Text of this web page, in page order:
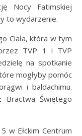
Nocy Fatimskiej
to wydarzenie.
która w tym
TVP 1 i TVP
na spotkanie
mogłyby pomóc
i baldachimu.
Bractwa Świętego
Ełckim Centrum